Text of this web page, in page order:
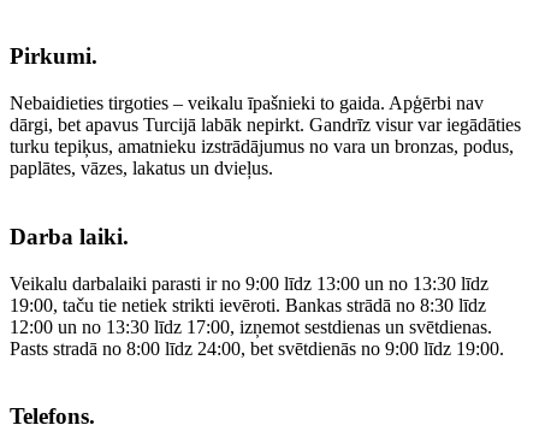
Pirkumi.
Nebaidieties tirgoties – veikalu īpašnieki to gaida. Apģērbi nav
dārgi, bet apavus Turcijā labāk nepirkt. Gandrīz visur var iegādāties
turku tepiķus, amatnieku izstrādājumus no vara un bronzas, podus,
paplātes, vāzes, lakatus un dvieļus.
Darba laiki.
Veikalu darbalaiki parasti ir no 9:00 līdz 13:00 un no 13:30 līdz
19:00, taču tie netiek strikti ievēroti. Bankas strādā no 8:30 līdz
12:00 un no 13:30 līdz 17:00, izņemot sestdienas un svētdienas.
Pasts stradā no 8:00 līdz 24:00, bet svētdienās no 9:00 līdz 19:00.
Telefons.